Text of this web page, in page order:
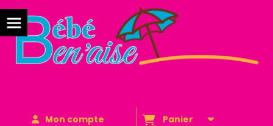
Mon compte Panier